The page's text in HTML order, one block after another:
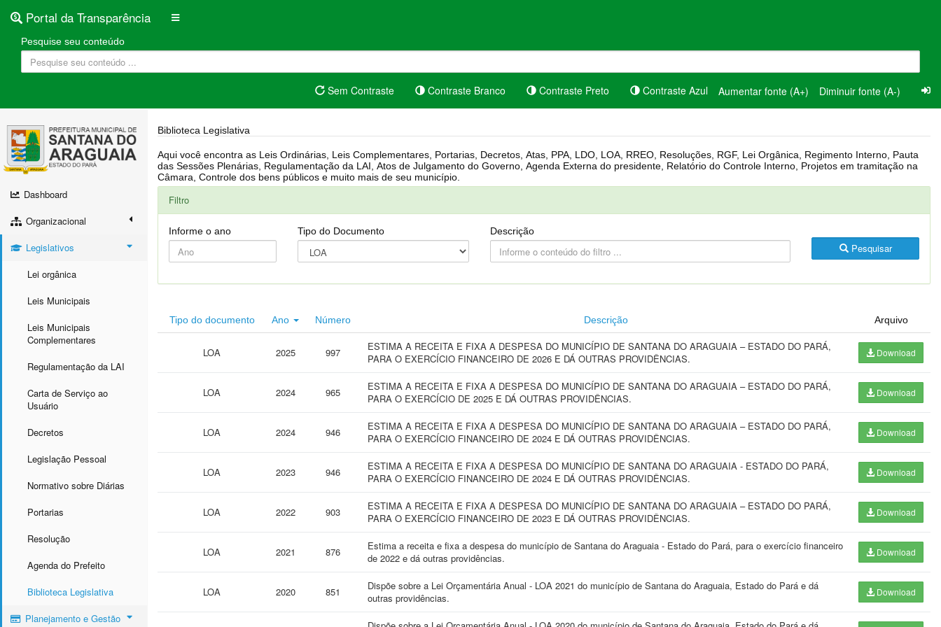
Portal da Transparência
Pesquise seu conteúdo
Sem Contraste Contraste Branco Contraste Preto Contraste Azul Aumentar fonte (A+) Diminuir fonte (A-)
Dashboard
Organizacional
Legislativos
Lei orgânica
Leis Municipais
Leis Municipais
Complementares
Regulamentação da LAI
Carta de Serviço ao
Usuário
Decretos
Legislação Pessoal
Normativo sobre Diárias
Portarias
Resolução
Agenda do Prefeito
Biblioteca Legislativa
Planejamento e Gestão
Biblioteca Legislativa
Aqui você encontra as Leis Ordinárias, Leis Complementares, Portarias, Decretos, Atas, PPA, LDO, LOA, RREO, Resoluções, RGF, Lei Orgânica, Regimento Interno, Pauta
das Sessões Plenárias, Regulamentação da LAI, Atos de Julgamento do Governo, Agenda Externa do presidente, Relatório do Controle Interno, Projetos em tramitação na
Câmara, Controle dos bens públicos e muito mais de seu município.
Filtro
Informe o ano Tipo do Documento Descrição
Pesquisar
Tipo do documento Ano Número Descrição Arquivo
LOA 2025 997
ESTIMA A RECEITA E FIXA A DESPESA DO MUNICÍPIO DE SANTANA DO ARAGUAIA – ESTADO DO PARÁ,
PARA O EXERCÍCIO FINANCEIRO DE 2026 E DÁ OUTRAS PROVIDÊNCIAS.
Download
LOA 2024 965
ESTIMA A RECEITA E FIXA A DESPESA DO MUNICÍPIO DE SANTANA DO ARAGUAIA – ESTADO DO PARÁ,
PARA O EXERCÍCIO DE 2025 E DÁ OUTRAS PROVIDÊNCIAS.
Download
LOA 2024 946
ESTIMA A RECEITA E FIXA A DESPESA DO MUNICÍPIO DE SANTANA DO ARAGUAIA – ESTADO DO PARÁ,
PARA O EXERCÍCIO FINANCEIRO DE 2024 E DÁ OUTRAS PROVIDÊNCIAS.
Download
LOA 2023 946
ESTIMA A RECEITA E FIXA A DESPESA DO MUNICÍPIO DE SANTANA DO ARAGUAIA - ESTADO DO PARÁ,
PARA O EXERCÍCIO FINANCEIRO DE 2024 E DÁ OUTRAS PROVIDÊNCIAS.
Download
LOA 2022 903
ESTIMA A RECEITA E FIXA A DESPESA DO MUNICÍPIO DE SANTANA DO ARAGUAIA – ESTADO DO PARÁ,
PARA O EXERCÍCIO FINANCEIRO DE 2023 E DÁ OUTRAS PROVIDÊNCIAS.
Download
LOA 2021 876
Estima a receita e fixa a despesa do município de Santana do Araguaia - Estado do Pará, para o exercício financeiro
de 2022 e dá outras providências.
Download
LOA 2020 851
Dispõe sobre a Lei Orçamentária Anual - LOA 2021 do município de Santana do Araguaia, Estado do Pará e dá
outras providências.
Download